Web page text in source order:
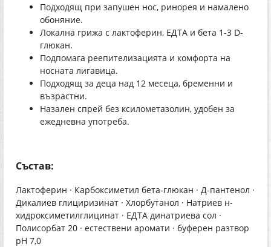
Подходящ при запушен нос, ринорея и намалено
обоняние.
Локална грижа с лактоферин, ЕДТА и бета 1-3 D-
глюкан.
Подпомага реепителизацията и комфорта на
носната лигавица.
Подходящ за деца над 12 месеца, бременни и
възрастни.
Назален спрей без ксилометазолин, удобен за
ежедневна употреба.
Състав:
Лактоферин · Карбоксиметил бета-глюкан · Д-пантенол ·
Дикалиев глициризинат · Хлорбутанол · Натриев н-
хидроксиметилглицинат · ЕДТА динатриева сол ·
Полисорбат 20 · естествени аромати · буферен разтвор
pH 7,0